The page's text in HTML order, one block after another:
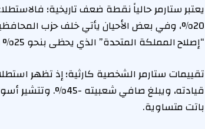
يعتبر ستارمر حالياً نقطة ضعف تاريخية؛
20%، وفي بعض الأحيان يأتي خلف حزب
“إصلاح المملكة المتحدة” الذي يحظى بنحو 25% من التأييد.
قيادته، ويبلغ صافي
باتت متساوية.